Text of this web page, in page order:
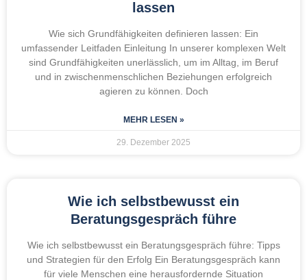
lassen
Wie sich Grundfähigkeiten definieren lassen: Ein
umfassender Leitfaden Einleitung In unserer komplexen Welt
sind Grundfähigkeiten unerlässlich, um im Alltag, im Beruf
und in zwischenmenschlichen Beziehungen erfolgreich
agieren zu können. Doch
MEHR LESEN »
29. Dezember 2025
Wie ich selbstbewusst ein
Beratungsgespräch führe
Wie ich selbstbewusst ein Beratungsgespräch führe: Tipps
und Strategien für den Erfolg Ein Beratungsgespräch kann
für viele Menschen eine herausfordernde Situation